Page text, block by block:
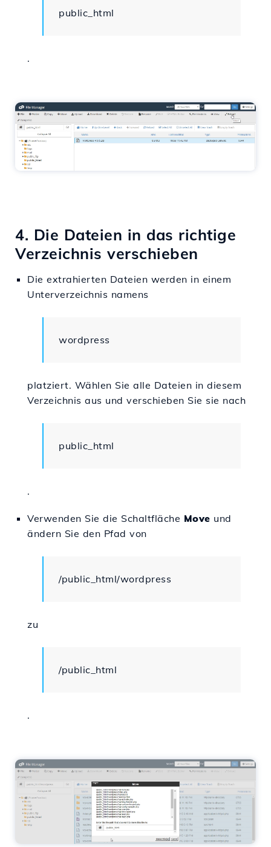
public_html
.
4. Die Dateien in das richtige
Verzeichnis verschieben
Die extrahierten Dateien werden in einem
Unterverzeichnis namens
wordpress
platziert. Wählen Sie alle Dateien in diesem
Verzeichnis aus und verschieben Sie sie nach
public_html
.
Verwenden Sie die Schaltfläche Move und
ändern Sie den Pfad von
/public_html/wordpress
zu
/public_html
.